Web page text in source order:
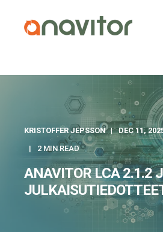
KRISTOFFER JEPSSON
DEC 11,
2 MIN READ
ANAVITOR LCA 2.1.2